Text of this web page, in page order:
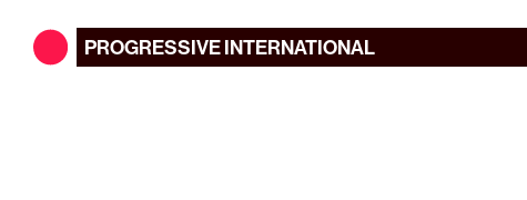
PROGRESSIVEINTERNATIONAL